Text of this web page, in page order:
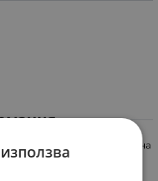
механика. Обща дължина